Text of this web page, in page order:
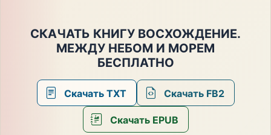
СКАЧАТЬ КНИГУ ВОСХОЖДЕНИЕ.
МЕЖДУ НЕБОМ И МОРЕМ
БЕСПЛАТНО
Скачать TXT Скачать FB2
Скачать EPUB